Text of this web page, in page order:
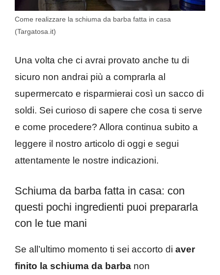
Come realizzare la schiuma da barba fatta in casa
(Targatosa.it)
Una volta che ci avrai provato anche tu di
sicuro non andrai più a comprarla al
supermercato e risparmierai così un sacco di
soldi. Sei curioso di sapere che cosa ti serve
e come procedere? Allora continua subito a
leggere il nostro articolo di oggi e segui
attentamente le nostre indicazioni.
Schiuma da barba fatta in casa: con
questi pochi ingredienti puoi prepararla
con le tue mani
Se all’ultimo momento ti sei accorto di aver
finito la schiuma da barba non